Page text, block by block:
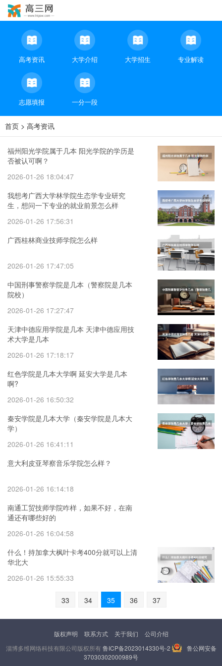
高考资讯 大学介绍 大学招生 专业解读
志愿填报 一分一段
首页 > 高考资讯
福州阳光学院属于几本 阳光学院的学历是
否被认可啊？
2026-01-26 18:04:47
我想考广西大学林学院生态学专业研究
生，想问一下专业的就业前景怎么样
2026-01-26 17:56:31
广西桂林商业技师学院怎么样
2026-01-26 17:47:05
中国刑事警察学院是几本（警察院是几本
院校）
2026-01-26 17:27:47
天津中德应用学院是几本 天津中德应用技
术大学是几本
2026-01-26 17:18:17
红色学院是几本大学啊 延安大学是几本
啊?
2026-01-26 16:50:32
秦安学院是几本大学（秦安学院是几本大
学）
2026-01-26 16:41:11
意大利皮亚琴察音乐学院怎么样？
2026-01-26 16:14:18
南通工贸技师学院咋样，如果不好，在南
通还有哪些好的
2026-01-26 16:04:58
什么！持加拿大枫叶卡考400分就可以上清
华北大
2026-01-26 15:55:33
33 34 35 36 37
版权声明 联系方式 关于我们
公司介绍
淄博多维网络科技有限公司版权所有鲁ICP备2023014330号-2
鲁公网安备
37030302000989号